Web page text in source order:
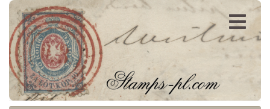
Register
Login